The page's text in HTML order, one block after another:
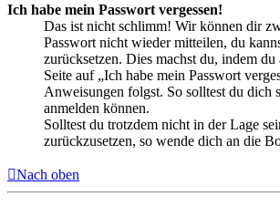
Ich habe mein Passwort vergessen!
Das ist nicht schlimm! Wir können dir
Passwort nicht wieder mitteilen, du
zurücksetzen. Dies machst du, indem
Seite auf „Ich habe mein Passwort
Anweisungen folgst. So solltest du dich
anmelden können.
Solltest du trotzdem nicht in der Lage
zurückzusetzen, so wende dich an die
Nach oben